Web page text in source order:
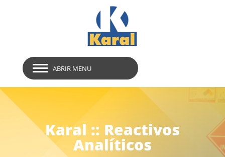
ABRIR MENU
Karal :: Reactivos
Analíticos